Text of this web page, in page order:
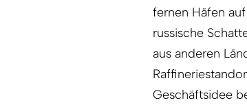
fernen Häfen
russische
aus anderen
Geschäftsidee